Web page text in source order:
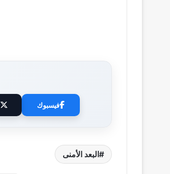
فيسبوك
البعد الأمنى